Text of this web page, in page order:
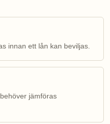
innan ett lån kan beviljas.
jämföras